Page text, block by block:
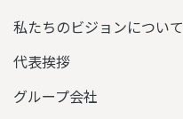
私たちのビジョンについて
代表挨拶
グループ会社